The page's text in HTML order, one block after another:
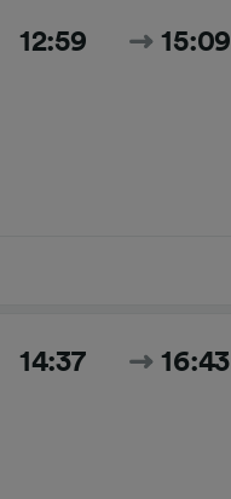
12:59 15:09
14:37 16:43